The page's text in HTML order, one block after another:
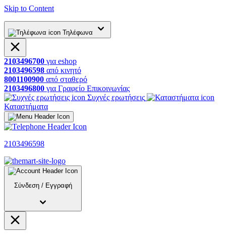
Skip to Content
Τηλέφωνα
2103496700 για eshop
2103496598 από κινητό
8001100900 από σταθερό
2103496800 για Γραφείο Επικοινωνίας
Συχνές ερωτήσεις
Καταστήματα
2103496598
Σύνδεση / Εγγραφή